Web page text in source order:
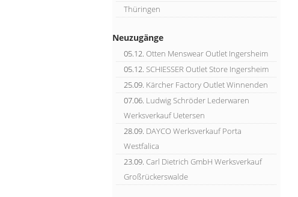
Thüringen
Neuzugänge
05.12. Otten Menswear Outlet Ingersheim
05.12. SCHIESSER Outlet Store Ingersheim
25.09. Kärcher Factory Outlet Winnenden
07.06. Ludwig Schröder Lederwaren
Werksverkauf Uetersen
28.09. DAYCO Werksverkauf Porta
Westfalica
23.09. Carl Dietrich GmbH Werksverkauf
Großrückerswalde